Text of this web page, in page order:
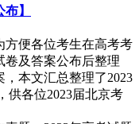
】
方便各位考生在高考考
卷及答案公布后整理
，本文汇总整理了2023
供各位2023届北京考